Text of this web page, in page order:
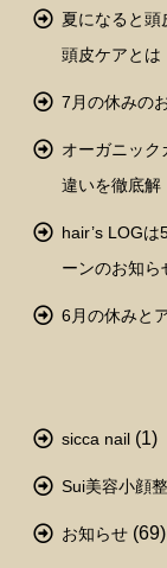
夏になると
頭皮ケアとは
7月の休みの
オーガニック
違いを徹底解
hair’s LOG
ーンのお知ら
6月の休みと
sicca nail (1)
Sui美容小顔
お知らせ (69)